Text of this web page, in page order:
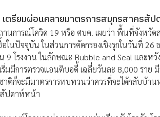
รียมผ่อนคลายมาตรการสมุทรสาครสัป
การณ์โควิด 19 หรือ ศบค. เผยว่า พื้นที่จังหวัด
ในปัจจุบัน ในส่วนการคัดกรองเชิงรุกในวันที่ 26
9 โรงงาน ในลักษณะ Bubble and Seal และหวั
มมีการตรวจแอนติบอดี้ เฉลี่ยวันละ 8,000 ราย
ติก็จะมีมาตรการทบทวนว่าควรที่จะได้กลับบ้าน
สัปดาห์หน้า